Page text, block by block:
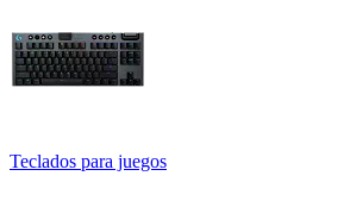
Teclados para juegos